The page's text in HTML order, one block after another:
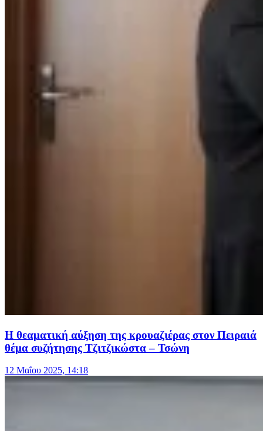
Η θεαματική αύξηση της κρουαζιέρας στον Πειραιά
θέμα συζήτησης Τζιτζικώστα – Τσώνη
12 Μαΐου 2025, 14:18